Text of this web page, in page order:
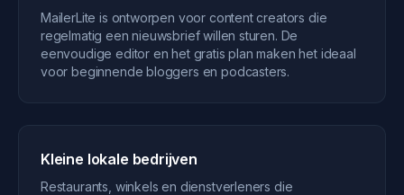
MailerLite is ontworpen voor content creators die
regelmatig een nieuwsbrief willen sturen. De
eenvoudige editor en het gratis plan maken het ideaal
voor beginnende bloggers en podcasters.
Kleine lokale bedrijven
Restaurants, winkels en dienstverleners die